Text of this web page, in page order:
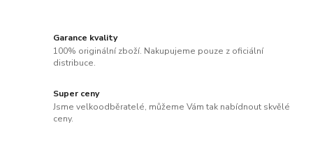
Garance kvality
100% originální zboží. Nakupujeme pouze z oficiální
distribuce.
Super ceny
Jsme velkoodběratelé, můžeme Vám tak nabídnout skvělé
ceny.